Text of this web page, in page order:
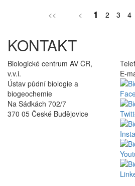
<< < 1 2 3 4
KONTAKT
Biologické centrum AV ČR,
v.v.i.
Ústav půdní biologie a
biogeochemie
Na Sádkách 702/7
370 05 České Budějovice
E-